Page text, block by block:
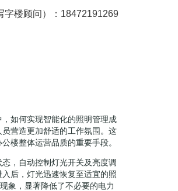
字楼顾问）：18472191269
如何实现智能化的照明管理成
营造更加舒适的工作氛围。这
楼整体运营品质的重要手段。
，自动控制灯光开关及亮度调
后，灯光迅速恢复至适宜的照
象，显著降低了不必要的电力